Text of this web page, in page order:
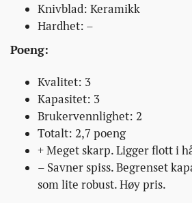
Knivblad: Keramikk
Hardhet: –
Poeng:
Kvalitet: 3
Kapasitet: 3
Brukervennlighet: 2
Totalt: 2,7 poeng
+ Meget skarp. Ligger flott i
– Savner spiss. Begrenset
som lite robust. Høy pris.